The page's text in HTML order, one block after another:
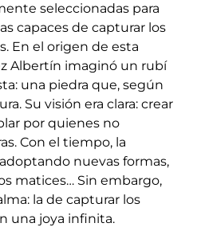
seleccionadas para
capaces de capturar los
En el origen de esta
Albertín imaginó un rubí
una piedra que, según
Su visión era clara: crear
por quienes no
. Con el tiempo, la
nuevas formas,
matices… Sin embargo,
la de capturar los
una joya infinita.